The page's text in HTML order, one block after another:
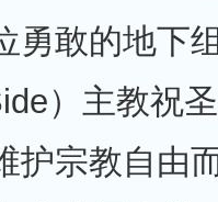
勇敢的地下
）主教祝
护宗教自由